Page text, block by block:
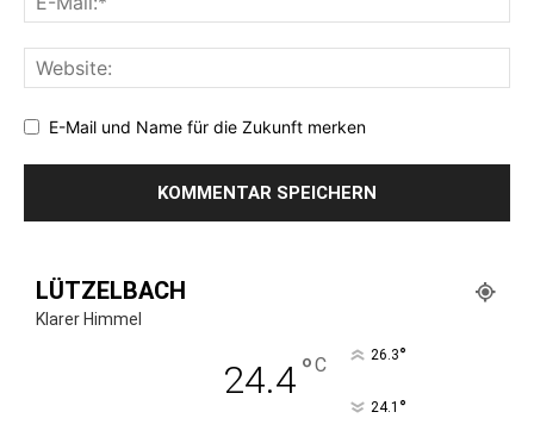
E-Mail und Name für die Zukunft merken
LÜTZELBACH
Klarer Himmel
24.4°C 26.3°
24.1 °